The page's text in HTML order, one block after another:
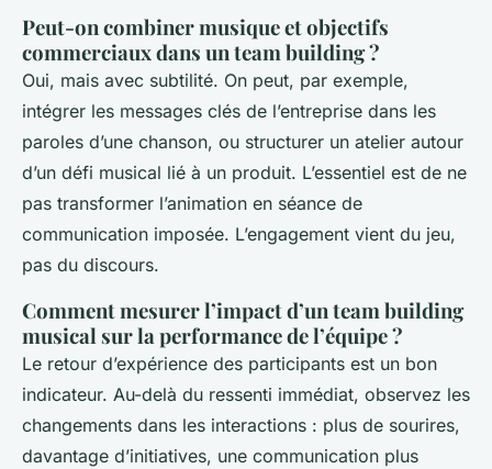
Peut-on combiner musique et objectifs
commerciaux dans un team building ?
Oui, mais avec subtilité. On peut, par exemple,
intégrer les messages clés de l’entreprise dans les
paroles d’une chanson, ou structurer un atelier autour
d’un défi musical lié à un produit. L’essentiel est de ne
pas transformer l’animation en séance de
communication imposée. L’engagement vient du jeu,
pas du discours.
Comment mesurer l’impact d’un team building
musical sur la performance de l’équipe ?
Le retour d’expérience des participants est un bon
indicateur. Au-delà du ressenti immédiat, observez les
changements dans les interactions : plus de sourires,
davantage d’initiatives, une communication plus